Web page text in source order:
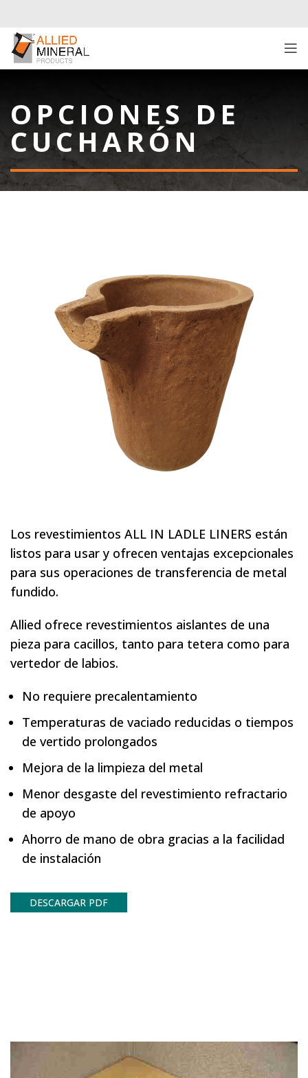
OPCIONES DE
CUCHARÓN
Los revestimientos ALL IN LADLE LINERS están
listos para usar y ofrecen ventajas excepcionales
para sus operaciones de transferencia de metal
fundido.
Allied ofrece revestimientos aislantes de una
pieza para cacillos, tanto para tetera como para
vertedor de labios.
No requiere precalentamiento
Temperaturas de vaciado reducidas o tiempos
de vertido prolongados
Mejora de la limpieza del metal
Menor desgaste del revestimiento refractario
de apoyo
Ahorro de mano de obra gracias a la facilidad
de instalación
DESCARGAR PDF